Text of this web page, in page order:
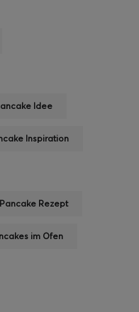
Idee
Inspiration
Pancake Rezept
im Ofen